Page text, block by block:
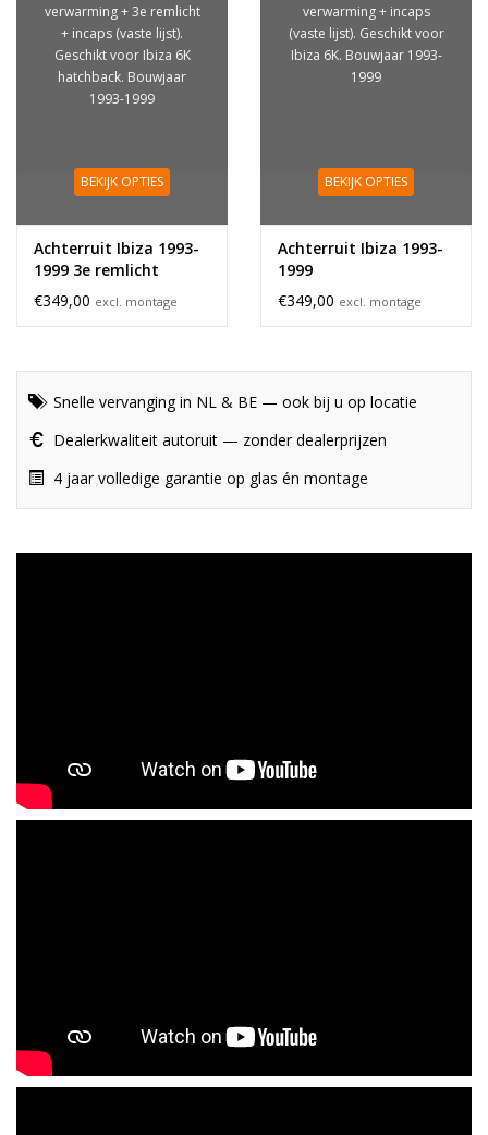
verwarming + 3e remlicht
+ incaps (vaste lijst).
Geschikt voor Ibiza 6K
hatchback. Bouwjaar
1993-1999
BEKIJK OPTIES
Achterruit Ibiza 1993-
1999 3e remlicht
€349,00 excl. montage
verwarming + incaps
(vaste lijst). Geschikt voor
Ibiza 6K. Bouwjaar 1993-
1999
BEKIJK OPTIES
Achterruit Ibiza 1993-
1999
€349,00 excl. montage
Snelle vervanging in NL & BE — ook bij u op locatie
Dealerkwaliteit autoruit — zonder dealerprijzen
4 jaar volledige garantie op glas én montage